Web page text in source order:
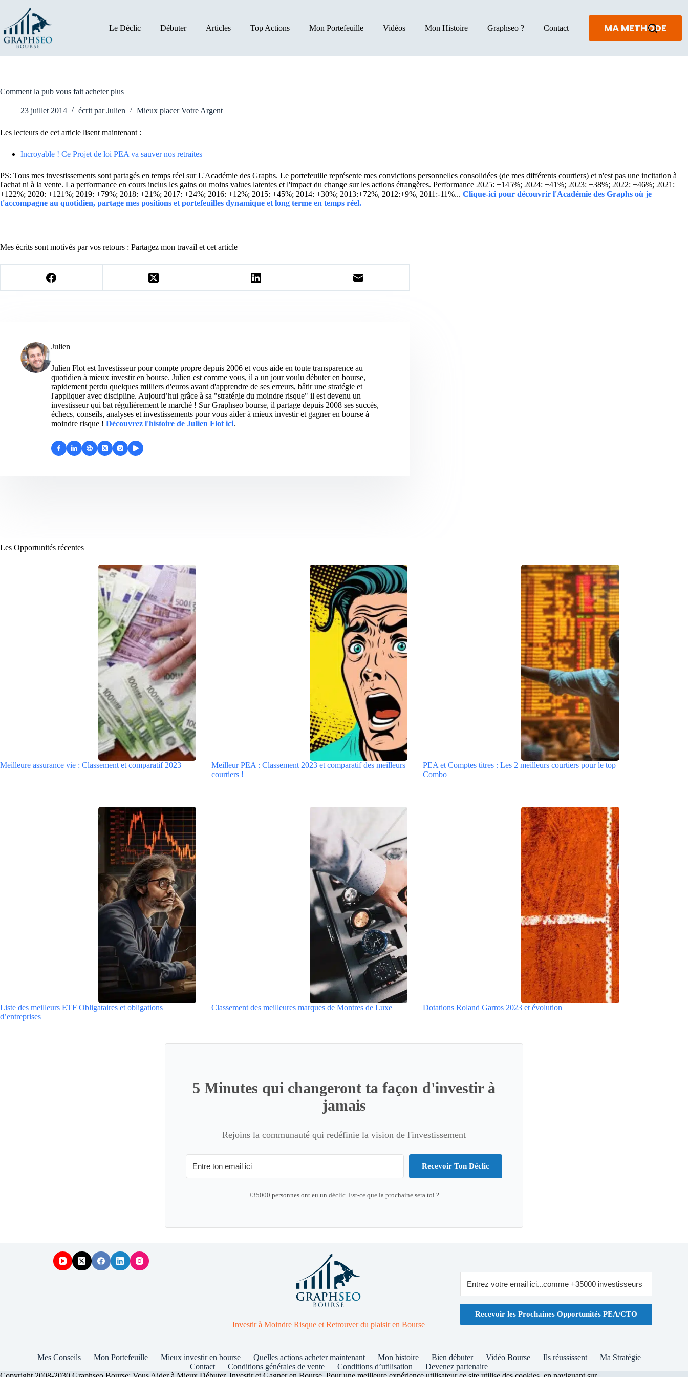
contenu
Le Déclic Débuter Articles Top Actions Mon Portefeuille Vidéos Mon Histoire Graphseo ? Contact MA METHODE
Comment la pub vous fait acheter plus
23 juillet 2014 écrit par Julien Mieux placer Votre Argent
Les lecteurs de cet article lisent maintenant :
Incroyable ! Ce Projet de loi PEA va sauver nos retraites
PS: Tous mes investissements sont partagés en temps réel sur L'Académie des Graphs. Le portefeuille représente mes convictions personnelles consolidées (de mes différents courtiers) et n'est pas une incitation à
l'achat ni à la vente. La performance en cours inclus les gains ou moins values latentes et l'impact du change sur les actions étrangères. Performance 2025: +145%; 2024: +41%; 2023: +38%; 2022: +46%; 2021:
+122%; 2020: +121%; 2019: +79%; 2018: +21%; 2017: +24%; 2016: +12%; 2015: +45%; 2014: +30%; 2013:+72%, 2012:+9%, 2011:-11%... Clique-ici pour découvrir l'Académie des Graphs où je
t'accompagne au quotidien, partage mes positions et portefeuilles dynamique et long terme en temps réel.
Mes écrits sont motivés par vos retours : Partagez mon travail et cet article
Julien
Julien Flot est Investisseur pour compte propre depuis 2006 et vous aide en toute transparence au
quotidien à mieux investir en bourse. Julien est comme vous, il a un jour voulu débuter en bourse,
rapidement perdu quelques milliers d'euros avant d'apprendre de ses erreurs, bâtir une stratégie et
l'appliquer avec discipline. Aujourd’hui grâce à sa "stratégie du moindre risque" il est devenu un
investisseur qui bat régulièrement le marché ! Sur Graphseo bourse, il partage depuis 2008 ses succès,
échecs, conseils, analyses et investissements pour vous aider à mieux investir et gagner en bourse à
moindre risque ! Découvrez l'histoire de Julien Flot ici.
Les Opportunités récentes
Meilleure assurance vie : Classement et comparatif 2023
Meilleur PEA : Classement 2023 et comparatif des meilleurs
courtiers !
PEA et Comptes titres : Les 2 meilleurs courtiers pour le top
Combo
Liste des meilleurs ETF Obligataires et obligations
d’entreprises
Classement des meilleures marques de Montres de Luxe Dotations Roland Garros 2023 et évolution
5 Minutes qui changeront ta façon d'investir à
jamais
Rejoins la communauté qui redéfinie la vision de l'investissement
Recevoir Ton Déclic
+35000 personnes ont eu un déclic. Est-ce que la prochaine sera toi ?
Investir à Moindre Risque et Retrouver du plaisir en Bourse
Recevoir les Prochaines Opportunités PEA/CTO
Mes Conseils Mon Portefeuille Mieux investir en bourse Quelles actions acheter maintenant Mon histoire Bien débuter Vidéo Bourse Ils réussissent
Ma Stratégie
Contact
Conditions générales de vente Conditions d’utilisation
Devenez partenaire